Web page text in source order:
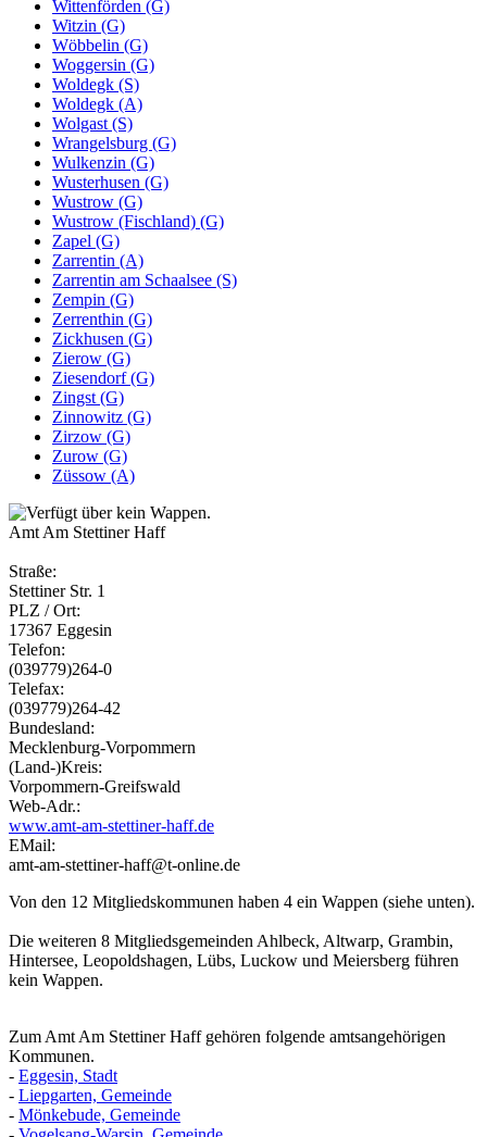
Wittenförden (G)
Witzin (G)
Wöbbelin (G)
Woggersin (G)
Woldegk (S)
Woldegk (A)
Wolgast (S)
Wrangelsburg (G)
Wulkenzin (G)
Wusterhusen (G)
Wustrow (G)
Wustrow (Fischland) (G)
Zapel (G)
Zarrentin (A)
Zarrentin am Schaalsee (S)
Zempin (G)
Zerrenthin (G)
Zickhusen (G)
Zierow (G)
Ziesendorf (G)
Zingst (G)
Zinnowitz (G)
Zirzow (G)
Zurow (G)
Züssow (A)
Amt Am Stettiner Haff
Straße:
Stettiner Str. 1
PLZ / Ort:
17367 Eggesin
Telefon:
(039779)264-0
Telefax:
(039779)264-42
Bundesland:
Mecklenburg-Vorpommern
(Land-)Kreis:
Vorpommern-Greifswald
Web-Adr.:
www.amt-am-stettiner-haff.de
EMail:
amt-am-stettiner-haff@t-online.de
Von den 12 Mitgliedskommunen haben 4 ein Wappen (siehe unten).
Die weiteren 8 Mitgliedsgemeinden Ahlbeck, Altwarp, Grambin,
Hintersee, Leopoldshagen, Lübs, Luckow und Meiersberg führen
kein Wappen.
Zum Amt Am Stettiner Haff gehören folgende amtsangehörigen
Kommunen.
- Eggesin, Stadt
- Liepgarten, Gemeinde
- Mönkebude, Gemeinde